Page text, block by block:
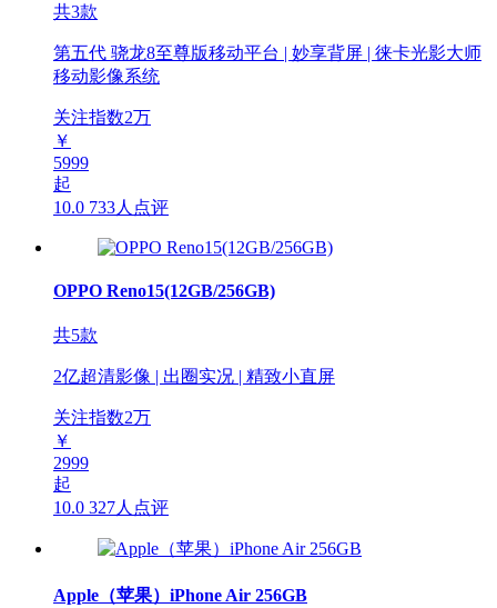
共3款
第五代 骁龙8至尊版移动平台 | 妙享背屏 | 徕卡光影大师
移动影像系统
关注指数2万
￥
5999
起
10.0 733人点评
OPPO Reno15(12GB/256GB)
共5款
2亿超清影像 | 出圈实况 | 精致小直屏
关注指数2万
￥
2999
起
10.0 327人点评
Apple（苹果）iPhone Air 256GB